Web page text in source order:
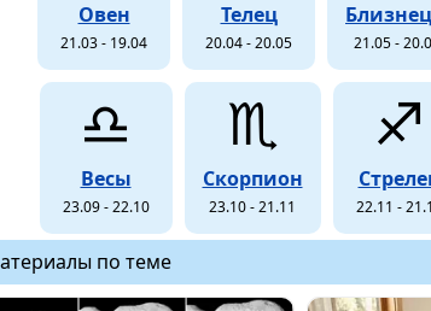
Овен
21.03 - 19.04
Телец
20.04 - 20.05 21.05 -
♎
Весы
23.09 - 22.10
♏
Скорпион
23.10 - 21.11
♐
22.11 -
по теме